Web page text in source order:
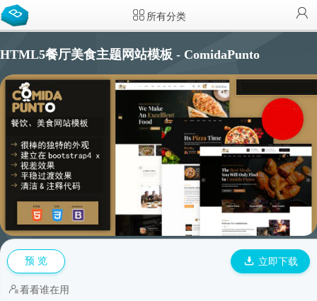
所有分类
HTML5餐厅美食主题网站模板 - ComidaPunto
预 览 立即下载
看看谁在用